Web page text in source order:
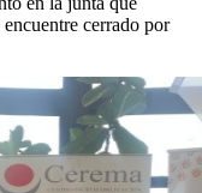
cerrado por